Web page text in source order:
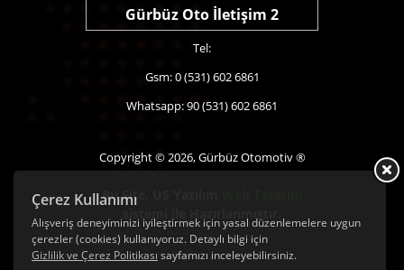
Çerez Kullanımı
Alışveriş deneyiminizi iyileştirmek için yasal düzenlemelere uygun
çerezler (cookies) kullanıyoruz. Detaylı bilgi için
Gizlilik ve Çerez Politikası sayfamızı inceleyebilirsiniz.
Gürbüz Oto İletişim 2
Tel:
Gsm: 0 (531) 602 6861
Whatsapp: 90 (531) 602 6861
Copyright © 2026, Gürbüz Otomotiv ®
Bu Site,